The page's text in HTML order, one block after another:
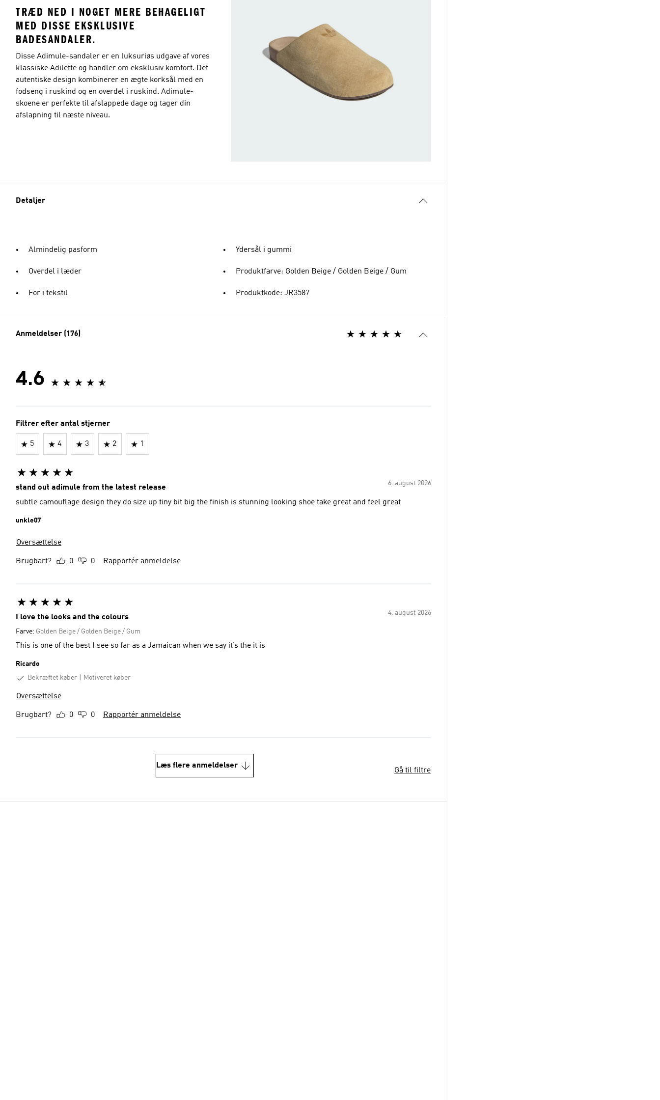
TRÆD NED I NOGET MERE BEHAGELIGT
MED DISSE EKSKLUSIVE
BADESANDALER.
Disse Adimule-sandaler er en luksuriøs udgave af vores
klassiske Adilette og handler om eksklusiv komfort. Det
autentiske design kombinerer en ægte korksål med en
fodseng i ruskind og en overdel i ruskind. Adimule-
skoene er perfekte til afslappede dage og tager din
afslapning til næste niveau.
Detaljer
Almindelig pasform
Overdel i læder
For i tekstil
Ydersål i gummi
Produktfarve: Golden Beige / Golden Beige / Gum
Produktkode: JR3587
Anmeldelser (176)
4.6
Filtrer efter antal stjerner
5 4 3 2 1
6. august 2026
stand out adimule from the latest release
subtle camouflage design they do size up tiny bit big the finish is stunning looking shoe take great and feel great
unkle07
Oversættelse
Brugbart? 0 0 Rapportér anmeldelse
4. august 2026
I love the looks and the colours
Farve: Golden Beige / Golden Beige / Gum
This is one of the best I see so far as a Jamaican when we say it’s the it is
Ricardo
Bekræftet køber
Motiveret køber
Oversættelse
Brugbart? 0 0 Rapportér anmeldelse
Læs flere anmeldelser
Gå til filtre